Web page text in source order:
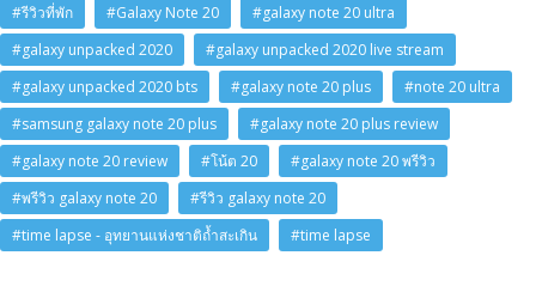
#รีวิวที่พัก
#Galaxy Note 20
#galaxy note 20 ultra
#galaxy unpacked 2020
#galaxy unpacked 2020 live stream
#galaxy unpacked 2020 bts
#galaxy note 20 plus
#note 20 ultra
#samsung galaxy note 20 plus
#galaxy note 20 plus review
#galaxy note 20 review
#โน้ต 20
#galaxy note 20 พรีวิว
#พรีวิว galaxy note 20
#รีวิว galaxy note 20
#time lapse - อุทยานแห่งชาติถ้ำสะเกิน
#time lapse